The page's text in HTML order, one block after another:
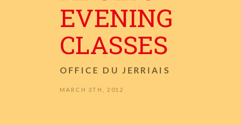
EVENING
CLASSES
OFFICE DU JERRIAIS
MARCH 3TH, 2012